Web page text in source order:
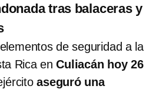
tras balaceras y
de seguridad a la
Rica enCuliacán hoy 26
aseguró una